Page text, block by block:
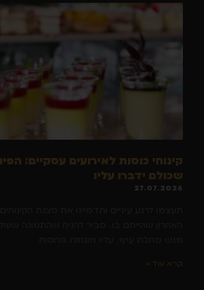
קינוחי כוסות לאירועים עסקיים:
שכולם ידברו עליו
27.07.2026
קרא עוד »